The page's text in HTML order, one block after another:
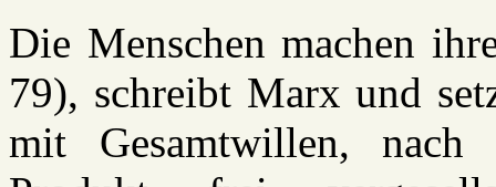
Die Menschen machen
79), schreibt Marx und
mit Gesamtwillen, nach